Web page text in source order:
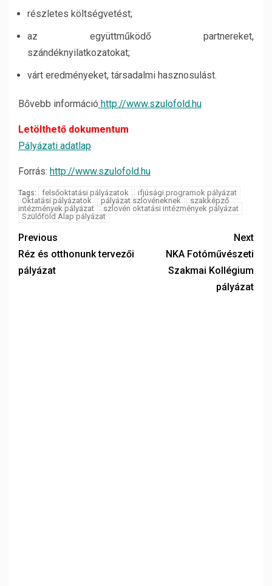
részletes költségvetést;
az együttműködő partnereket,
szándéknyilatkozatokat;
várt eredményeket, társadalmi hasznosulást.
Bővebb információ http://www.szulofold.hu
Letölthető dokumentum
Pályázati adatlap
Forrás: http://www.szulofold.hu
Tags: felsőoktatási pályázatok
ifjúsági programok pályázat
Oktatási pályázatok
pályázat szlovéneknek
szakképző
intézmények pályázat
szlovén oktatási intézmények pályázat
Szülőföld Alap pályázat
Previous
Réz és otthonunk tervezői
pályázat
Next
NKA Fotóművészeti
Szakmai Kollégium
pályázat